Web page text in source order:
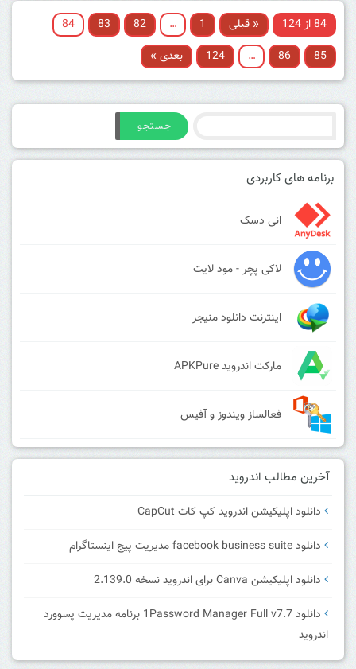
84 از 124 « قبلی 1
…
82
83
84
85
86
…
124 بعدی »
جستجو
برنامه های کاربردی
انی دسک
لاکی پچر - مود لایت
اینترنت دانلود منیجر
مارکت اندروید APKPure
فعالساز ویندوز و آفیس
آخرین مطالب اندروید
دانلود اپلیکیشن اندروید کپ کات CapCut
دانلود facebook business suite مدیریت پیج اینستاگرام
دانلود اپلیکیشن Canva برای اندروید نسخه 2.139.0
دانلود 1Password Manager Full v7.7 برنامه مدیریت پسوورد
اندروید